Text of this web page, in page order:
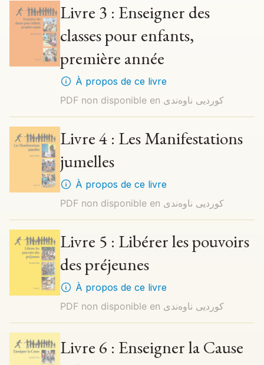
Livre 3 : Enseigner des
classes pour enfants,
première année
À propos de ce livre
PDF non disponible en کوردیی ناوەندی
Livre 4 : Les Manifestations
jumelles
À propos de ce livre
PDF non disponible en کوردیی ناوەندی
Livre 5 : Libérer les pouvoirs
des préjeunes
À propos de ce livre
PDF non disponible en کوردیی ناوەندی
Livre 6 : Enseigner la Cause